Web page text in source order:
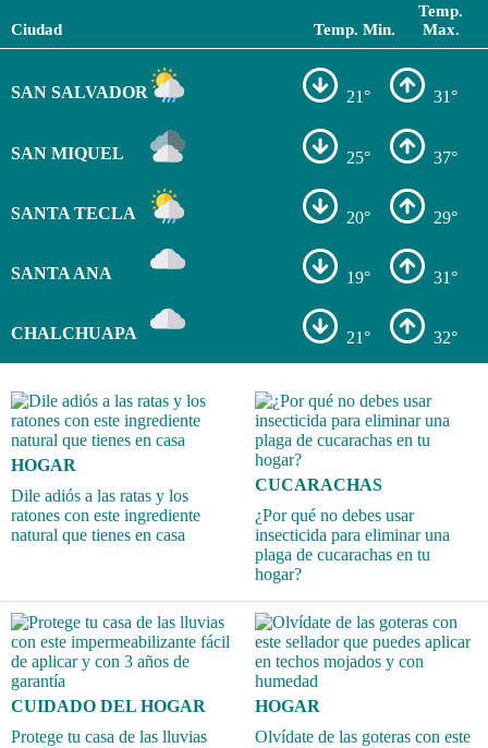
Ciudad Temp. Min.
Temp.
Max.
SAN SALVADOR 21° 31°
SAN MIQUEL 25° 37°
SANTA TECLA 20° 29°
SANTA ANA 19° 31°
CHALCHUAPA 21° 32°
HOGAR
Dile adiós a las ratas y los
ratones con este ingrediente
natural que tienes en casa
CUCARACHAS
¿Por qué no debes usar
insecticida para eliminar una
plaga de cucarachas en tu
hogar?
CUIDADO DEL HOGAR
Protege tu casa de las lluvias
HOGAR
Olvídate de las goteras con este